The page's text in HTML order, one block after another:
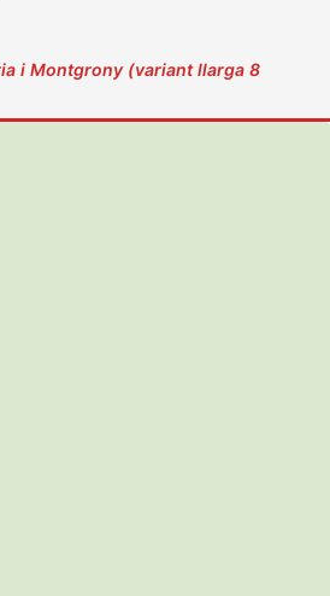
i Montgrony (variant llarga 8